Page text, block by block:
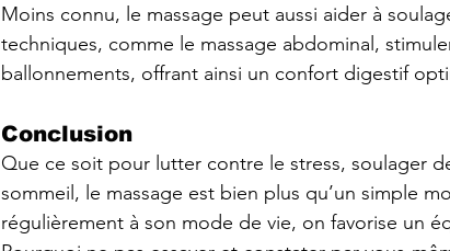
Moins connu, le massage peut aussi aider à
techniques, comme le massage abdominal,
ballonnements, offrant ainsi un confort digestif
Conclusion
Que ce soit pour lutter contre le stress, soulager
sommeil, le massage est bien plus qu’un simple
régulièrement à son mode de vie, on favorise un